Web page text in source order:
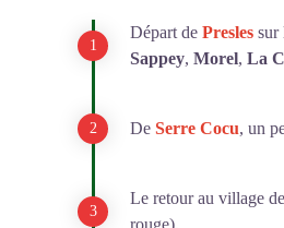
Départ de Presles sur
Sappey, Morel, La
De Serre Cocu, un
Le retour au village de
rouge).